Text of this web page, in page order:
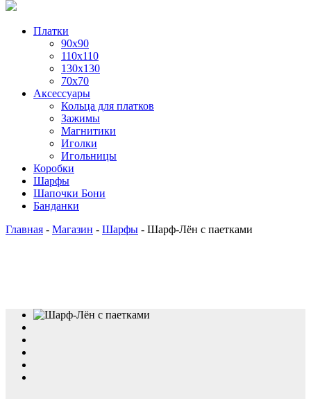
Платки
90x90
110x110
130x130
70х70
Аксессуары
Кольца для платков
Зажимы
Магнитики
Иголки
Игольницы
Коробки
Шарфы
Шапочки Бони
Банданки
Главная - Магазин - Шарфы - Шарф-Лён с паетками